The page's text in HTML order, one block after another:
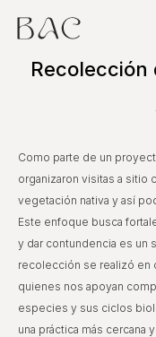
Sobre
Taller
Recolección
Como parte de un
organizaron visitas a sitio
vegetación nativa y así
Este enfoque busca
y dar contundencia es un
recolección se realizó en
quienes nos apoyan
especies y sus ciclos
una práctica más cercana